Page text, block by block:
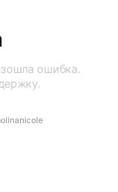
ошибка.